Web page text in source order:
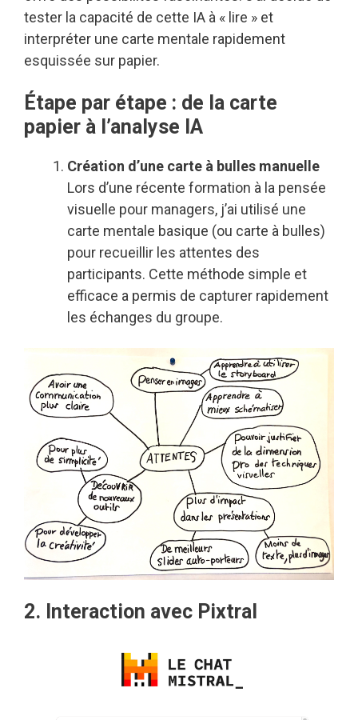
tester la capacité de cette IA à « lire » et
interpréter une carte mentale rapidement
esquissée sur papier.
Étape par étape : de la carte
papier à l’analyse IA
Création d’une carte à bulles manuelle
Lors d’une récente formation à la pensée
visuelle pour managers, j’ai utilisé une
carte mentale basique (ou carte à bulles)
pour recueillir les attentes des
participants. Cette méthode simple et
efficace a permis de capturer rapidement
les échanges du groupe.
2. Interaction avec Pixtral